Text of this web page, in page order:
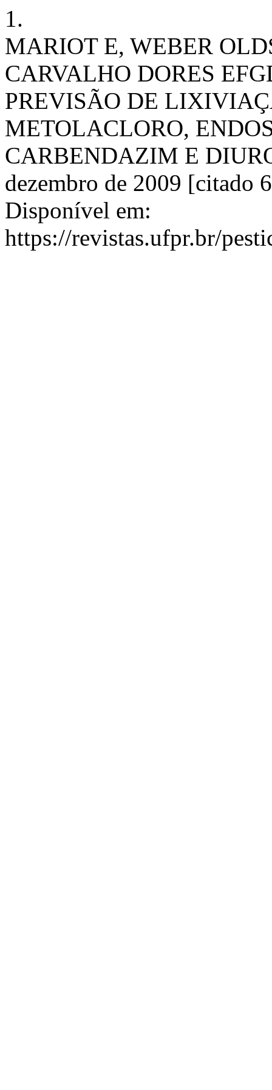
1.
MARIOT E, WEBER
CARVALHO DORES
PREVISÃO DE
METOLACLORO,
CARBENDAZIM E
dezembro de 2009 [citado
Disponível em:
https://revistas.ufpr.br/